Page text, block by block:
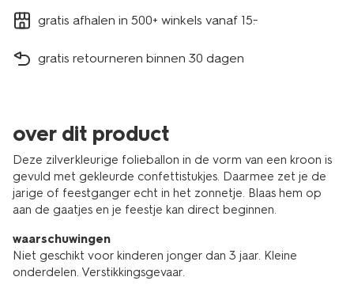
gratis afhalen in 500+ winkels vanaf 15.-
gratis retourneren binnen 30 dagen
over dit product
Deze zilverkleurige folieballon in de vorm van een kroon is
gevuld met gekleurde confettistukjes. Daarmee zet je de
jarige of feestganger echt in het zonnetje. Blaas hem op
aan de gaatjes en je feestje kan direct beginnen.
waarschuwingen
Niet geschikt voor kinderen jonger dan 3 jaar. Kleine
onderdelen. Verstikkingsgevaar.